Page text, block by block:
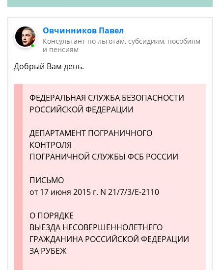
Овчинников Павел
Консультант по льготам, субсидиям, пособиям
и пенсиям
Добрый Вам день.
ФЕДЕРАЛЬНАЯ СЛУЖБА БЕЗОПАСНОСТИ
РОССИЙСКОЙ ФЕДЕРАЦИИ
ДЕПАРТАМЕНТ ПОГРАНИЧНОГО
КОНТРОЛЯ
ПОГРАНИЧНОЙ СЛУЖБЫ ФСБ РОССИИ
ПИСЬМО
от 17 июня 2015 г. N 21/7/3/Е-2110
О ПОРЯДКЕ
ВЫЕЗДА НЕСОВЕРШЕННОЛЕТНЕГО
ГРАЖДАНИНА РОССИЙСКОЙ ФЕДЕРАЦИИ
ЗА РУБЕЖ